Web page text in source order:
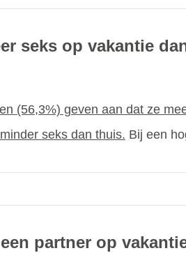
seks op vakantie
(56,3%) geven aan dat ze
seks dan thuis. Bij een
partner op